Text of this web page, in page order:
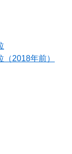
2018年前）